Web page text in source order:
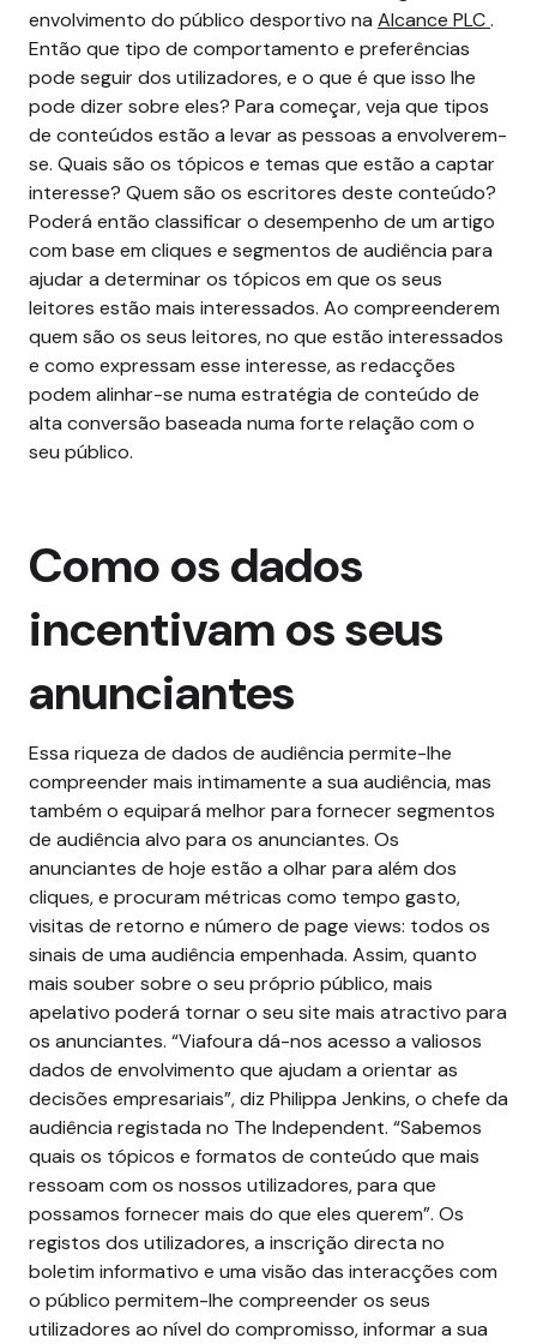
envolvimento do público desportivo na Alcance PLC.
Então que tipo de comportamento e preferências
pode seguir dos utilizadores, e o que é que isso lhe
pode dizer sobre eles? Para começar, veja que tipos
de conteúdos estão a levar as pessoas a envolverem-
se. Quais são os tópicos e temas que estão a captar
interesse? Quem são os escritores deste conteúdo?
Poderá então classificar o desempenho de um artigo
com base em cliques e segmentos de audiência para
ajudar a determinar os tópicos em que os seus
leitores estão mais interessados. Ao compreenderem
quem são os seus leitores, no que estão interessados
e como expressam esse interesse, as redacções
podem alinhar-se numa estratégia de conteúdo de
alta conversão baseada numa forte relação com o
seu público.
Como os dados
incentivam os seus
anunciantes
Essa riqueza de dados de audiência permite-lhe
compreender mais intimamente a sua audiência, mas
também o equipará melhor para fornecer segmentos
de audiência alvo para os anunciantes. Os
anunciantes de hoje estão a olhar para além dos
cliques, e procuram métricas como tempo gasto,
visitas de retorno e número de page views: todos os
sinais de uma audiência empenhada. Assim, quanto
mais souber sobre o seu próprio público, mais
apelativo poderá tornar o seu site mais atractivo para
os anunciantes. “Viafoura dá-nos acesso a valiosos
dados de envolvimento que ajudam a orientar as
decisões empresariais”, diz Philippa Jenkins, o chefe da
audiência registada no The Independent. “Sabemos
quais os tópicos e formatos de conteúdo que mais
ressoam com os nossos utilizadores, para que
possamos fornecer mais do que eles querem”. Os
registos dos utilizadores, a inscrição directa no
boletim informativo e uma visão das interacções com
o público permitem-lhe compreender os seus
utilizadores ao nível do compromisso, informar a sua